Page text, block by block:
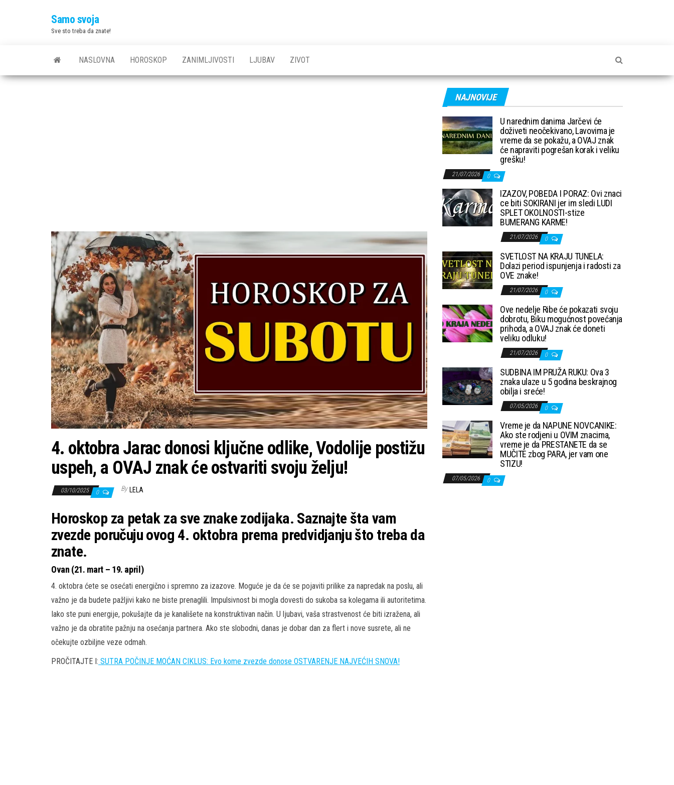
Samo svoja
Sve sto treba da znate!
NASLOVNA HOROSKOP ZANIMLJIVOSTI LJUBAV ZIVOT
4. oktobra Jarac donosi ključne odlike, Vodolije postižu
uspeh, a OVAJ znak će ostvariti svoju želju!
03/10/2025 0 By LELA
Horoskop za petak za sve znake zodijaka. Saznajte šta vam
zvezde poručuju ovog 4. oktobra prema predvidjanju što treba da
znate.
Ovan (21. mart – 19. april)
4. oktobra ćete se osećati energično i spremno za izazove. Moguće je da će se pojaviti prilike za napredak na poslu, ali
važno je da budete pažljivi kako ne biste prenaglili. Impulsivnost bi mogla dovesti do sukoba sa kolegama ili autoritetima.
Iako ste puni energije, pokušajte da je kanališete na konstruktivan način. U ljubavi, vaša strastvenost će biti izražena, ali
važno je da obratite pažnju na osećanja partnera. Ako ste slobodni, danas je dobar dan za flert i nove susrete, ali ne
očekujte ozbiljne veze odmah.
PROČITAJTE I: SUTRA POČINJE MOĆAN CIKLUS: Evo kome zvezde donose OSTVARENJE NAJVEĆIH SNOVA!
NAJNOVIJE
U narednim danima Jarčevi će
doživeti neočekivano, Lavovima je
vreme da se pokažu, a OVAJ znak
će napraviti pogrešan korak i veliku
grešku!
21/07/2026 0
IZAZOV, POBEDA I PORAZ: Ovi znaci
ce biti SOKIRANI jer im sledi LUDI
SPLET OKOLNOSTI-stize
BUMERANG KARME!
21/07/2026 0
SVETLOST NA KRAJU TUNELA:
Dolazi period ispunjenja i radosti za
OVE znake!
21/07/2026 0
Ove nedelje Ribe će pokazati svoju
dobrotu, Biku mogućnost povećanja
prihoda, a OVAJ znak će doneti
veliku odluku!
21/07/2026 0
SUDBINA IM PRUŽA RUKU: Ova 3
znaka ulaze u 5 godina beskrajnog
obilja i sreće!
07/05/2026 0
Vreme je da NAPUNE NOVCANIKE:
Ako ste rodjeni u OVIM znacima,
vreme je da PRESTANETE da se
MUČITE zbog PARA, jer vam one
STIZU!
07/05/2026 0